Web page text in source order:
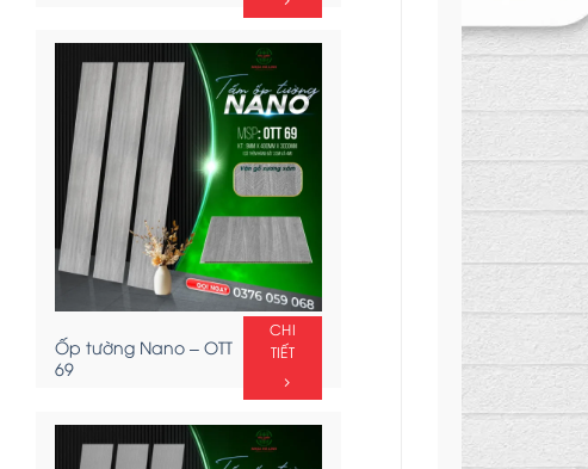
Ốp tường Nano – OTT
69
CHI
TIẾT